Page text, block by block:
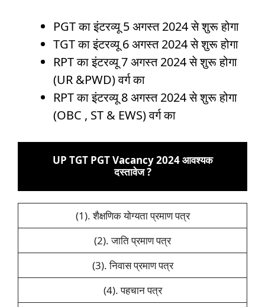
PGT का इंटरव्यू 5 अगस्त 2024 से शुरू होगा
TGT का इंटरव्यू 6 अगस्त 2024 से शुरू होगा
RPT का इंटरव्यू 7 अगस्त 2024 से शुरू होगा
(UR &PWD) वर्ग का
RPT का इंटरव्यू 8 अगस्त 2024 से शुरू होगा
(OBC , ST & EWS) वर्ग का
UP TGT PGT Vacancy 2024 आवश्यक
दस्तावेज ?
(1). शैक्षणिक योग्यता प्रमाण पत्र
(2). जाति प्रमाण पत्र
(3). निवास प्रमाण पत्र
(4). पहचान पत्र